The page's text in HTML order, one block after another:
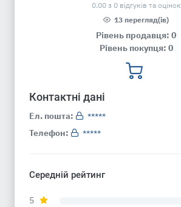
0.00 з 0 відгуків та оцінок
13 перегляд(ів)
Рівень продавця: 0
Рівень покупця: 0
Контактні дані
Ел. пошта:
*****
Телефон:
*****
Середній рейтинг
5